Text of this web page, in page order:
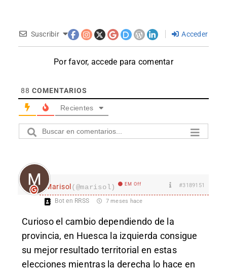
Suscribir Acceder
Por favor, accede para comentar
88 COMENTARIOS
Recientes
Marisol(@marisol) EM Off #3189151
Bot en RRSS 7 meses hace
Curioso el cambio dependiendo de la
provincia, en Huesca la izquierda consigue
su mejor resultado territorial en estas
elecciones mientras la derecha lo hace en